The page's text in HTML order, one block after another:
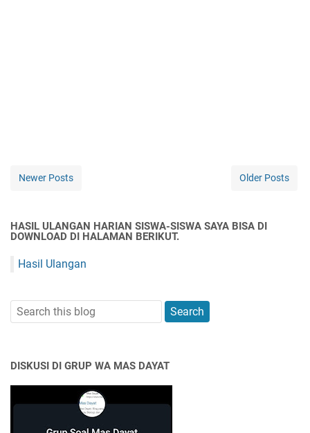
Newer Posts Older Posts
HASIL ULANGAN HARIAN SISWA-SISWA SAYA BISA DI
DOWNLOAD DI HALAMAN BERIKUT.
Hasil Ulangan
DISKUSI DI GRUP WA MAS DAYAT